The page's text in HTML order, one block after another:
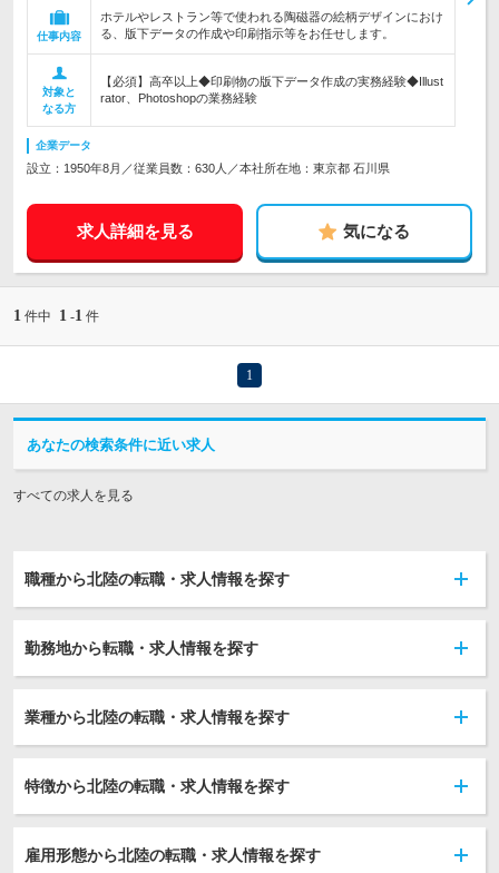
仕事内容
ホテルやレストラン等で使われる陶磁器の絵柄デザインにおけ
る、版下データの作成や印刷指示等をお任せします。
対象と
なる方
【必須】高卒以上◆印刷物の版下データ作成の実務経験◆Illust
rator、Photoshopの業務経験
企業データ
設立：1950年8月／従業員数：630人／本社所在地：東京都 石川県
求人詳細を見る 気になる
1 件中 1 -1 件
1
あなたの検索条件に近い求人
すべての求人を見る
職種から北陸の転職・求人情報を探す
勤務地から転職・求人情報を探す
業種から北陸の転職・求人情報を探す
特徴から北陸の転職・求人情報を探す
雇用形態から北陸の転職・求人情報を探す